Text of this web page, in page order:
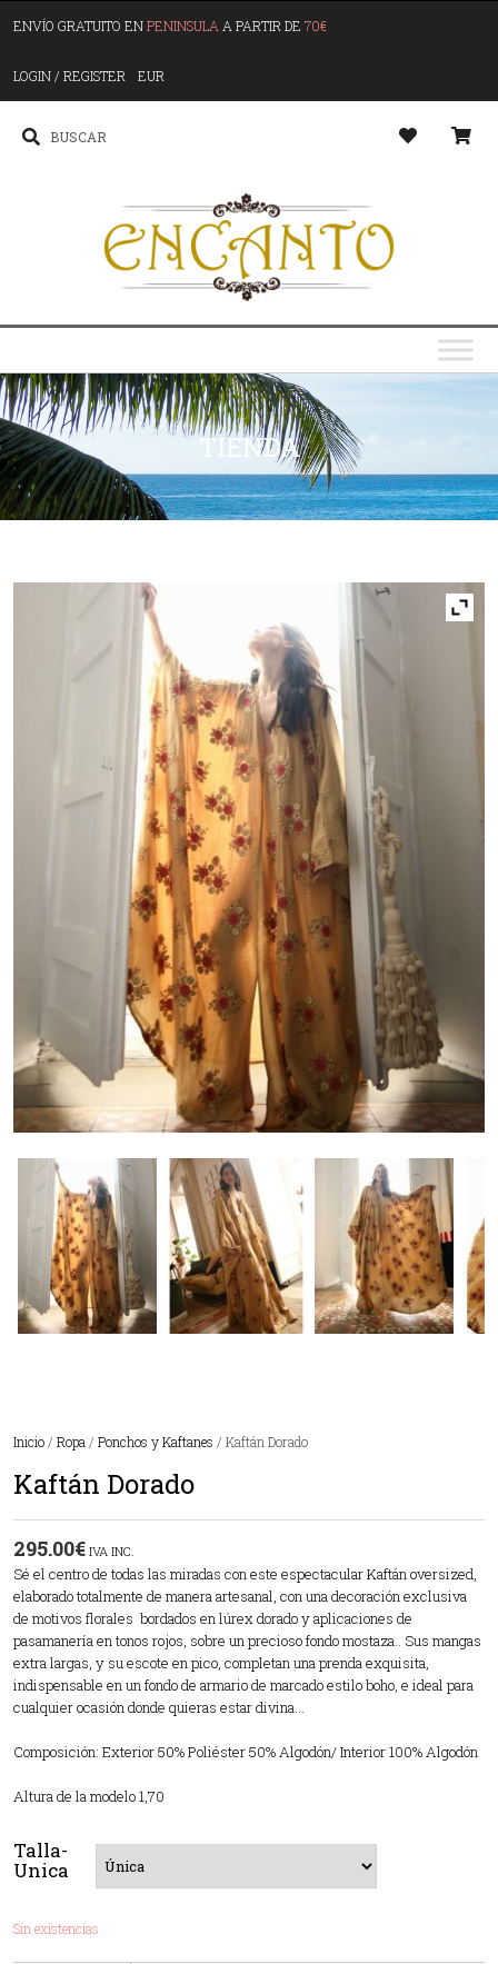
ENVÍO GRATUITO ENPENINSULA A PARTIR DE 70€
LOGIN / REGISTER EUR
TIENDA
Inicio / Ropa / Ponchos y Kaftanes / Kaftán Dorado
Kaftán Dorado
295.00€ IVA INC.
Sé el centro de todas las miradas con este espectacular Kaftán oversized,
elaborado totalmente de manera artesanal, con una decoración exclusiva
de motivos florales bordados en lúrex dorado y aplicaciones de
pasamanería en tonos rojos, sobre un precioso fondo mostaza.. Sus mangas
extra largas, y su escote en pico, completan una prenda exquisita,
indispensable en un fondo de armario de marcado estilo boho, e ideal para
cualquier ocasión donde quieras estar divina…
Composición: Exterior 50% Poliéster 50% Algodón/ Interior 100% Algodón
Altura de la modelo 1,70
Talla-
Unica
Sin existencias